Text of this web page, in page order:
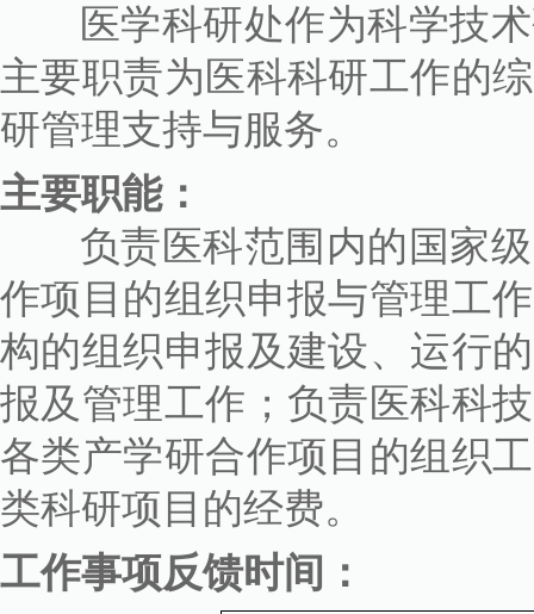
医学科研处作为科学技术
主要职责为医科科研工作的
研管理支持与服务。
主要职能：
负责医科范围内的国家级
作项目的组织申报与管理工
构的组织申报及建设、运行
报及管理工作；负责医科科
各类产学研合作项目的组织
类科研项目的经费。
工作事项反馈时间：